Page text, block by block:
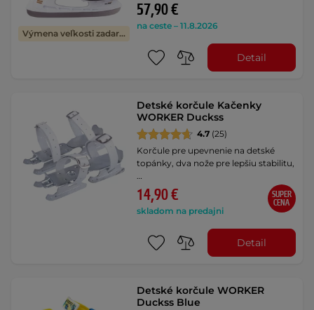
Výmena veľkosti zadarmo
57,90 €
na ceste – 11.8.2026
Detail
Detské korčule Kačenky
WORKER Duckss
4.7 (25)
Korčule pre upevnenie na detské
topánky, dva nože pre lepšiu stabilitu,
…
14,90 €
skladom na predajni
SUPER
CENA
Detail
Detské korčule WORKER
Duckss Blue